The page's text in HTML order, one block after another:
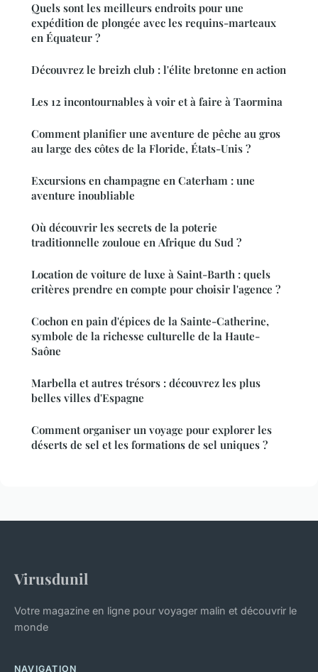
Quels sont les meilleurs endroits pour une
expédition de plongée avec les requins-marteaux
en Équateur ?
Découvrez le breizh club : l'élite bretonne en action
Les 12 incontournables à voir et à faire à Taormina
Comment planifier une aventure de pêche au gros
au large des côtes de la Floride, États-Unis ?
Excursions en champagne en Caterham : une
aventure inoubliable
Où découvrir les secrets de la poterie
traditionnelle zouloue en Afrique du Sud ?
Location de voiture de luxe à Saint-Barth : quels
critères prendre en compte pour choisir l'agence ?
Cochon en pain d'épices de la Sainte-Catherine,
symbole de la richesse culturelle de la Haute-
Saône
Marbella et autres trésors : découvrez les plus
belles villes d'Espagne
Comment organiser un voyage pour explorer les
déserts de sel et les formations de sel uniques ?
Virusdunil
Votre magazine en ligne pour voyager malin et découvrir le
monde
NAVIGATION